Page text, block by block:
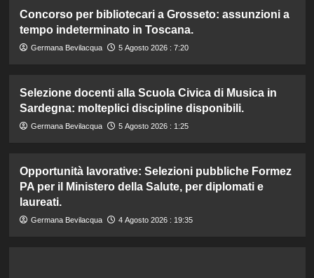
Concorso per bibliotecari a Grosseto: assunzioni a
tempo indeterminato in Toscana.
Germana Bevilacqua 5 Agosto 2026 : 7:20
Selezione docenti alla Scuola Civica di Musica in
Sardegna: molteplici discipline disponibili.
Germana Bevilacqua 5 Agosto 2026 : 1:25
Opportunità lavorative: Selezioni pubbliche Formez
PA per il Ministero della Salute, per diplomati e
laureati.
Germana Bevilacqua 4 Agosto 2026 : 19:35